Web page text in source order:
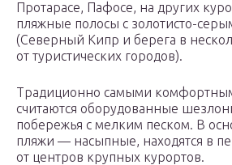
Протарасе, Пафосе, на других
пляжные полосы с золотисто-
(Северный Кипр и берега в
от туристических городов).
Традиционно самыми
считаются оборудованные
побережья с мелким песком. В
пляжи — насыпные, находятся в
от центров крупных курортов.